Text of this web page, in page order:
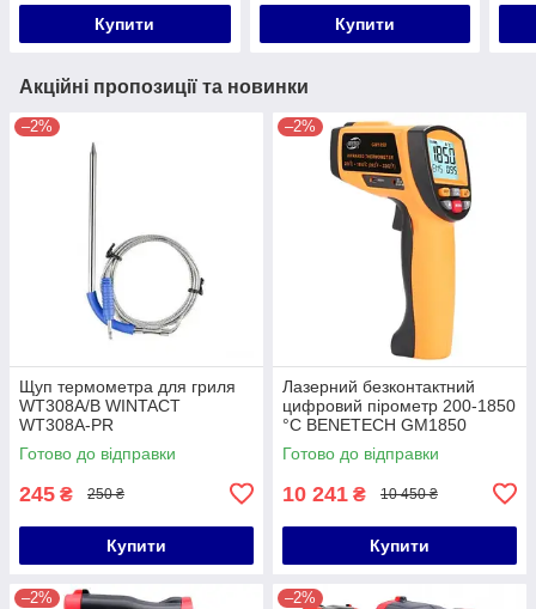
Купити Купити
Акційні пропозиції та новинки
–2%
Щуп термометра для гриля
WT308A/B WINTACT
WT308A-PR
Готово до відправки
245 ₴ 250 ₴
Купити
–2%
Лазерний безконтактний
цифровий пірометр 200-1850
°C BENETECH GM1850
Готово до відправки
10 241 ₴ 10 450 ₴
Купити
–2% –2%